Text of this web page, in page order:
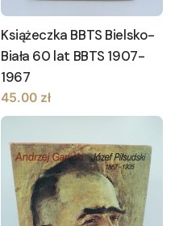
Książeczka BBTS Bielsko-
Biała 60 lat BBTS 1907-
1967
45.00 zł